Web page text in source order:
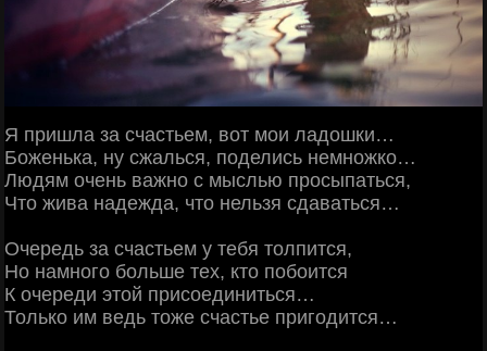
Я пришла за счастьем, вот мои ладошки…
Боженька, ну сжалься, поделись немножко…
Людям очень важно с мыслью просыпаться,
Что жива надежда, что нельзя сдаваться…
Очередь за счастьем у тебя толпится,
Но намного больше тех, кто побоится
К очереди этой присоединиться…
Только им ведь тоже счастье пригодится…